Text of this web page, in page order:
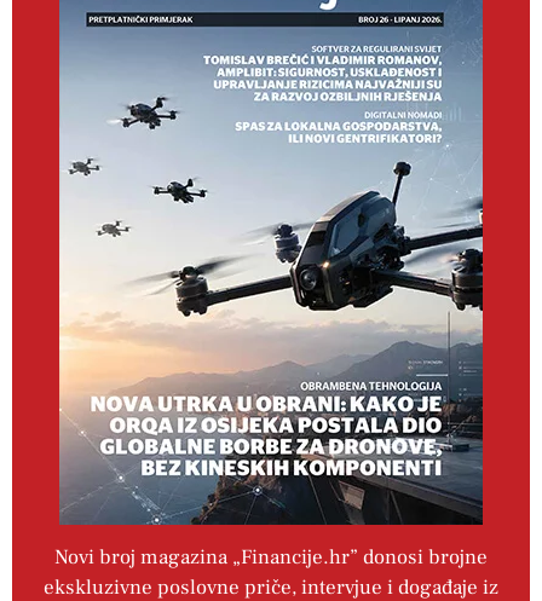
Novi broj magazina „Financije.hr” donosi brojne
ekskluzivne poslovne priče, intervjue i događaje iz